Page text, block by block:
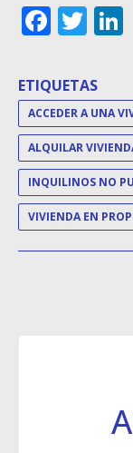
ETIQUETAS
ALQUILAR